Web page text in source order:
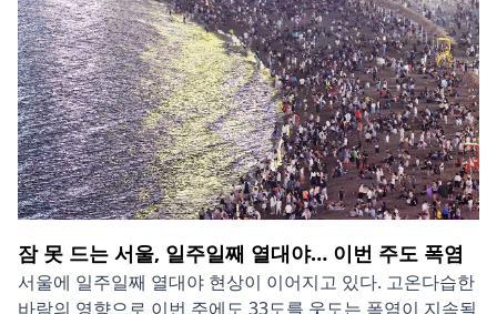
잠 못 드는 서울, 일주일째 열대야… 이번 주도 폭염
서울에 일주일째 열대야 현상이 이어지고 있다. 고온다습한
바람의 영향으로 이번 주에도 33도를 웃도는 폭염이 지속될